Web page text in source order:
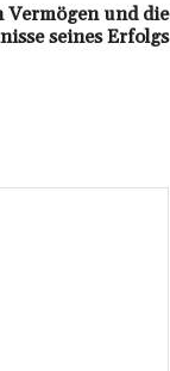
Vermögen und die
seines Erfolgs